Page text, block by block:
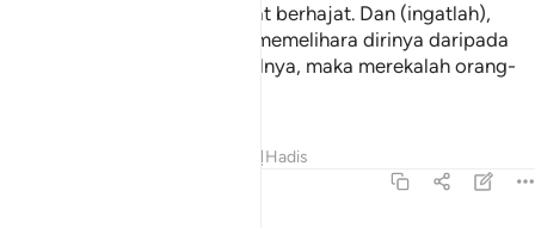
keadaan kekurangan dan amat berhajat. Dan (ingatlah),
sesiapa yang menjaga serta memelihara dirinya daripada
dipengaruhi oleh tabiat bakhilnya, maka merekalah orang-
Hadis